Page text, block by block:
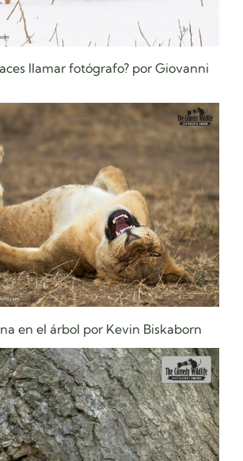
llamar fotógrafo? por Giovanni
en el árbol por Kevin Biskaborn